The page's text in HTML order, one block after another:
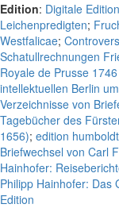
Edition: Digitale
Leichenpredigten;
Westfalicae;
Schatullrechnungen
Royale de Prusse
intellektuellen Berlin
Verzeichnisse von
Tagebücher des
1656); edition
Briefwechsel von Carl
Hainhofer:
Philipp Hainhofer: Das
Edition